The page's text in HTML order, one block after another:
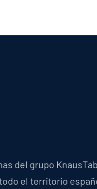
del grupo
el territorio